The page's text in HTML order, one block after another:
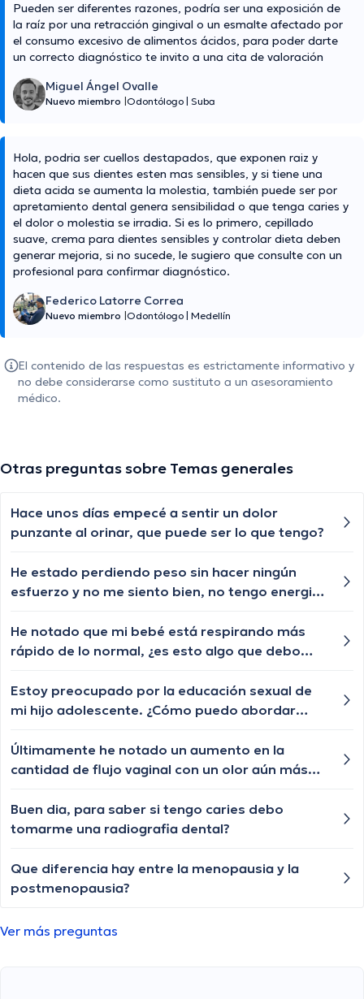
Pueden ser diferentes razones, podría ser una exposición de
la raíz por una retracción gingival o un esmalte afectado por
el consumo excesivo de alimentos ácidos, para poder darte
un correcto diagnóstico te invito a una cita de valoración
Miguel Ángel Ovalle
Nuevo miembro Odontólogo Suba
Hola, podria ser cuellos destapados, que exponen raiz y
hacen que sus dientes esten mas sensibles, y si tiene una
dieta acida se aumenta la molestia, también puede ser por
apretamiento dental genera sensibilidad o que tenga caries y
el dolor o molestia se irradia. Si es lo primero, cepillado
suave, crema para dientes sensibles y controlar dieta deben
generar mejoria, si no sucede, le sugiero que consulte con un
profesional para confirmar diagnóstico.
Federico Latorre Correa
Nuevo miembro Odontólogo Medellín
El contenido de las respuestas es estrictamente informativo y
no debe considerarse como sustituto a un asesoramiento
médico.
Otras preguntas sobre Temas generales
Hace unos días empecé a sentir un dolor
punzante al orinar, que puede ser lo que tengo?
He estado perdiendo peso sin hacer ningún
esfuerzo y no me siento bien, no tengo energia,
He notado que mi bebé está respirando más
rápido de lo normal, ¿es esto algo que debo
en los bebés?
Estoy preocupado por la educación sexual de
mi hijo adolescente. ¿Cómo puedo abordar
Últimamente he notado un aumento en la
cantidad de flujo vaginal con un olor aún más
tratamiento?
Buen dia, para saber si tengo caries debo
tomarme una radiografia dental?
Que diferencia hay entre la menopausia y la
postmenopausia?
Ver más preguntas